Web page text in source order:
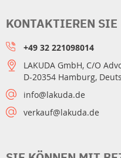
KONTAKTIEREN
+49 32 221098014
LAKUDA GmbH, C/O
D-20354 Hamburg,
info@lakuda.de
verkauf@lakuda.de